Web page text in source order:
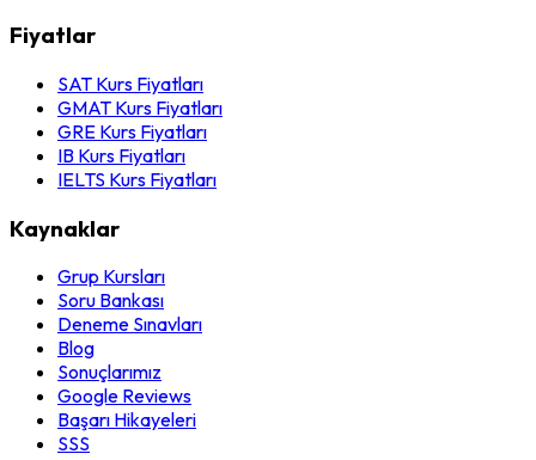
Fiyatlar
SAT Kurs Fiyatları
GMAT Kurs Fiyatları
GRE Kurs Fiyatları
IB Kurs Fiyatları
IELTS Kurs Fiyatları
Kaynaklar
Grup Kursları
Soru Bankası
Deneme Sınavları
Blog
Sonuçlarımız
Google Reviews
Başarı Hikayeleri
SSS